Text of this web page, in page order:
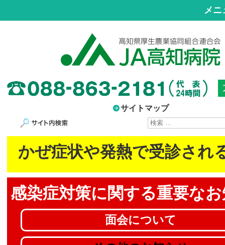
メニ
サイトマップ
サイト内検索
かぜ症状や発熱で受診され
感染症対策に関する重要な
面会について